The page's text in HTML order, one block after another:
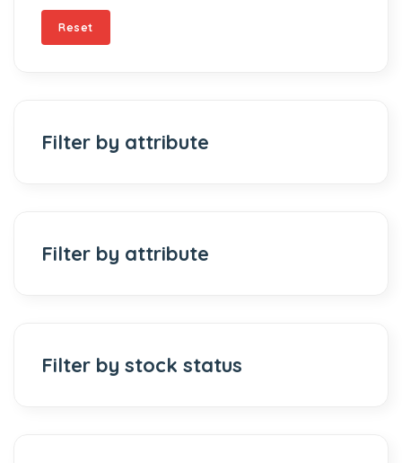
Reset
Filter by attribute
Filter by attribute
Filter by stock status